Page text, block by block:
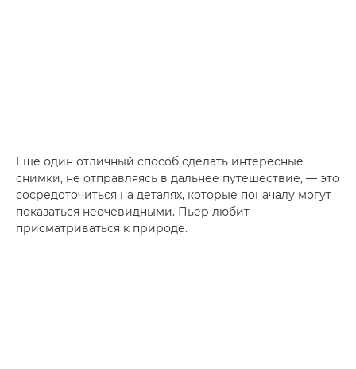
Еще один отличный способ сделать интересные
снимки, не отправляясь в дальнее путешествие, — это
сосредоточиться на деталях, которые поначалу могут
показаться неочевидными. Пьер любит
присматриваться к природе.